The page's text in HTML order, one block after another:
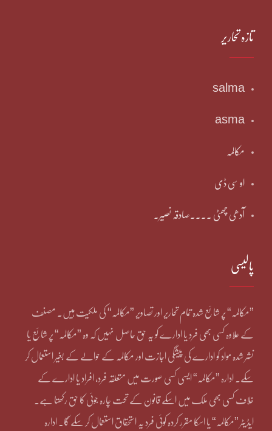
تازہ تحاریر
salma
asma
مکالمہ
او سی ڈی
آدھی چھٹی ۔۔۔۔صادقہ نصیر۔
پالیسی
”مکالمہ“ پر شائع شدہ تمام تحاریر اور تصاویر ”مکالمہ“ کی ملکیت ہیں۔ مصنف
کے علاوہ کسی بھی فرد یا ادارے کو یہ حق حاصل نہیں کہ وہ ”مکالمہ“ پر شائع یا
نشر شدہ مواد کو ادارے کی پیشگی اجازت اور مکالمہ کے حوالے کے بغیر استعمال کر
سکے۔ ادارہ ”مکالمہ“ ایسی کسی صورت میں متعلقہ فرد، افراد یا ادارے کے
خلاف کسی بھی ملک میں اسکے قانون کے تحت چارہ جوئی کا حق رکھتا ہے۔
ایڈیٹر ”مکالمہ“ یا اسکا مقرر کردہ کوئی فرد یہ استحقاق استعمال کر سکے گا۔ ادارہ